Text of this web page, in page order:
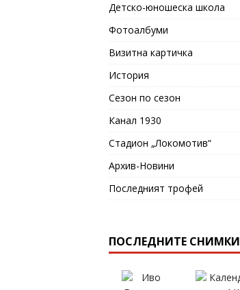
Детско-юношеска школа
Фотоалбуми
Визитна картичка
История
Сезон по сезон
Канал 1930
Стадион „Локомотив“
Архив-Новини
Последният трофей
ПОСЛЕДНИТЕ СНИМКИ